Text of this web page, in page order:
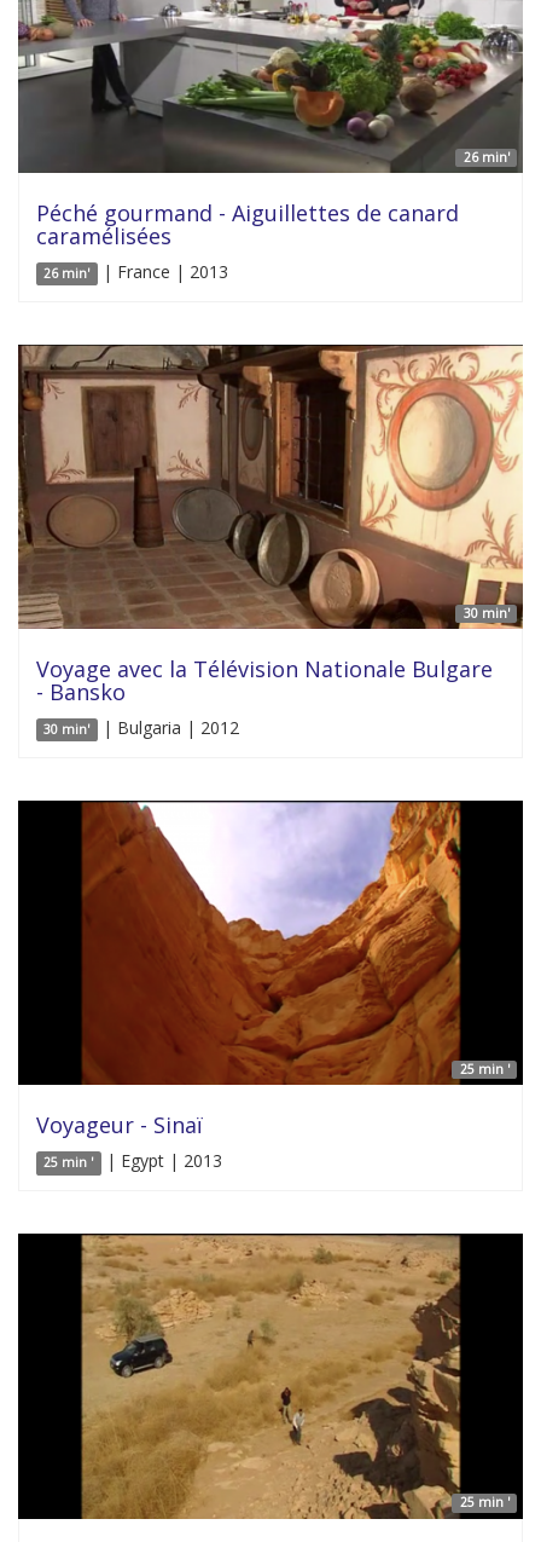
26 min'
Péché gourmand - Aiguillettes de canard
caramélisées
26 min' | France | 2013
30 min'
Voyage avec la Télévision Nationale Bulgare
- Bansko
30 min' | Bulgaria | 2012
25 min '
Voyageur - Sinaï
25 min ' | Egypt | 2013
25 min '